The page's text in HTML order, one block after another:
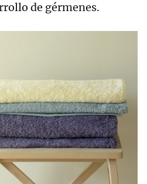
de gérmenes.